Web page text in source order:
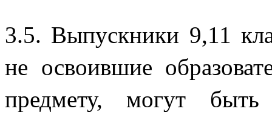
3.5. Выпускники 9,11
не освоившие
предмету, могут